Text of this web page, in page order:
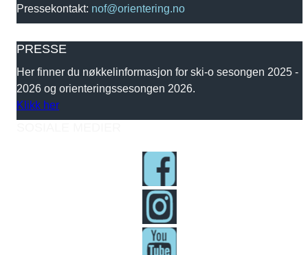
Pressekontakt: nof@orientering.no
PRESSE
Her finner du nøkkelinformasjon for ski-o sesongen 2025 -
2026 og orienteringssesongen 2026.
Klikk her